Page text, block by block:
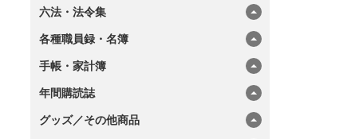
六法・法令集
各種職員録・名簿
手帳・家計簿
年間購読誌
グッズ／その他商品